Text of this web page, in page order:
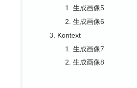
生成画像5
生成画像6
Kontext
生成画像7
生成画像8